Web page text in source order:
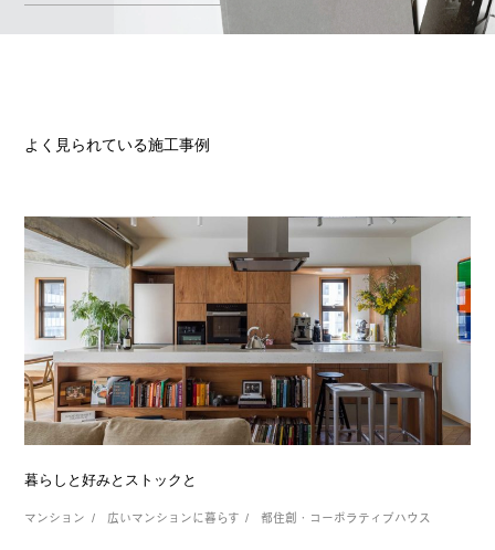
よく見られている施工事例
暮らしと好みとストックと
マンション 広いマンションに暮らす 都住創・コーポラティブハウス